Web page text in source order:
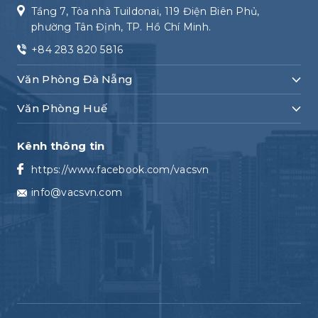
Tầng 7, Tòa nhà Tuildonai, 119 Điện Biên Phủ,
phường Tân Định, TP. Hồ Chí Minh.
+84 283 820 5816
Văn Phòng Đà Nẵng
Văn Phòng Huế
Kênh thông tin
https://www.facebook.com/vacsvn
info@vacsvn.com